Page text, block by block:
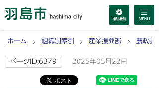
ホーム 組織別索引 産業振興部 農政課
ページID:6379 2025年05月22日